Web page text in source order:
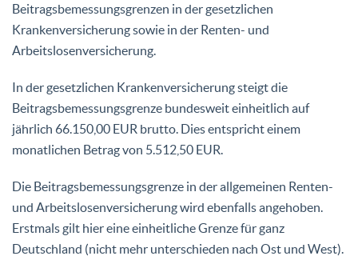
Beitragsbemessungsgrenzen in der gesetzlichen
Krankenversicherung sowie in der Renten- und
Arbeitslosenversicherung.
In der gesetzlichen Krankenversicherung steigt die
Beitragsbemessungsgrenze bundesweit einheitlich auf
jährlich 66.150,00 EUR brutto. Dies entspricht einem
monatlichen Betrag von 5.512,50 EUR.
Die Beitragsbemessungsgrenze in der allgemeinen Renten-
und Arbeitslosenversicherung wird ebenfalls angehoben.
Erstmals gilt hier eine einheitliche Grenze für ganz
Deutschland (nicht mehr unterschieden nach Ost und West).